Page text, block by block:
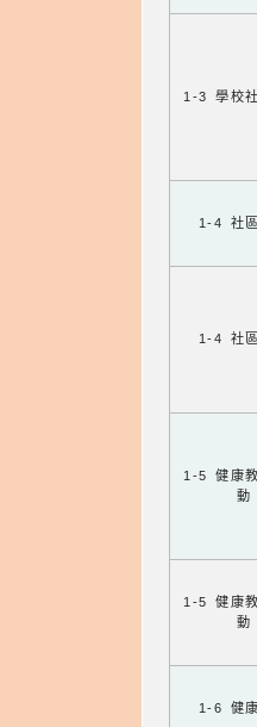
1-3 學校
1-4 社
1-4 社
1-5 健康
動
1-5 健康
動
1-6 健